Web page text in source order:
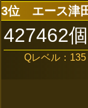
3位 エース津
427462個
Qレベル：135